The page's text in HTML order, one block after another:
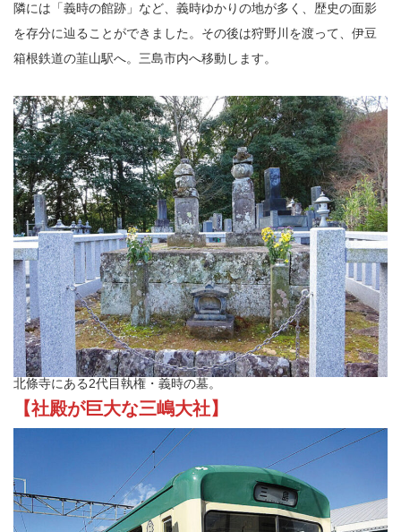
隣には「義時の館跡」など、義時ゆかりの地が多く、歴史の面影
を存分に辿ることができました。その後は狩野川を渡って、伊豆
箱根鉄道の韮山駅へ。三島市内へ移動します。
北條寺にある2代目執権・義時の墓。
【社殿が巨大な三嶋大社】